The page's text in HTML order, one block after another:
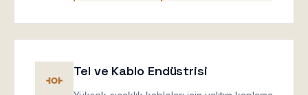
Tel ve Kablo Endüstrisi